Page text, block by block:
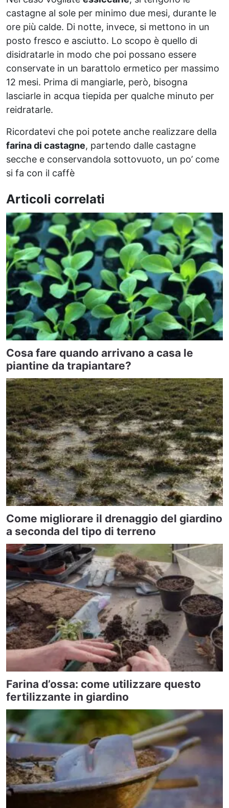
castagne al sole per minimo due mesi, durante le
ore più calde. Di notte, invece, si mettono in un
posto fresco e asciutto. Lo scopo è quello di
disidratarle in modo che poi possano essere
conservate in un barattolo ermetico per massimo
12 mesi. Prima di mangiarle, però, bisogna
lasciarle in acqua tiepida per qualche minuto per
reidratarle.
Ricordatevi che poi potete anche realizzare della
farina di castagne, partendo dalle castagne
secche e conservandola sottovuoto, un po’ come
si fa con il caffè
Articoli correlati
Cosa fare quando arrivano a casa le
piantine da trapiantare?
Come migliorare il drenaggio del giardino
a seconda del tipo di terreno
Farina d’ossa: come utilizzare questo
fertilizzante in giardino